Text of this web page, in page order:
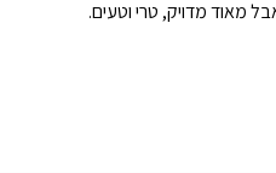
מאוד מדויק, טרי וטעים.